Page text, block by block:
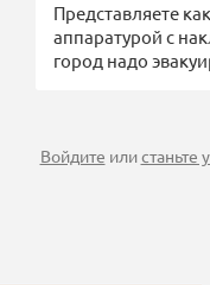
Представляете
аппаратурой с
город надо
Войдите илистаньте